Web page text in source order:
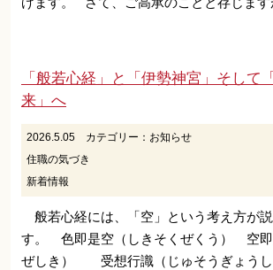
「般若心経」と「伊勢神宮」そして
来」へ
2026.5.05 カテゴリー： お知らせ
住職の気づき
新着情報
般若心経には、「空」という考え方が
す。 色即是空（しきそくぜくう） 空即
ぜしき） 受想行識（じゅそうぎょ